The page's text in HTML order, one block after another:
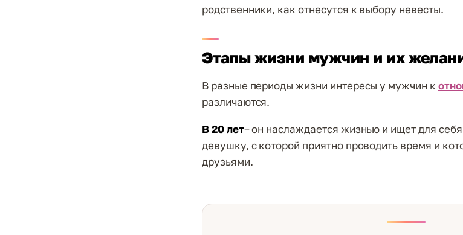
родственники, как отнесутся к выбору невесты.
Этапы жизни мужчин и их
В разные периоды жизни интересы у мужчин к
различаются.
В 20 лет– он наслаждается жизнью и ищет для
девушку, с которой приятно проводить время и
друзьями.